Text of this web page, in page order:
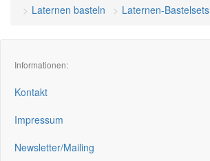
Laternen basteln
Laternen-Bastelsets
Informationen:
Kontakt
Impressum
Newsletter/Mailing